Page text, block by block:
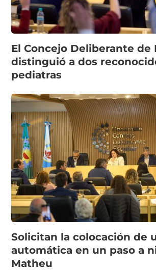
El Concejo Deliberante de
distinguió a dos
pediatras
Solicitan la colocación de
automática en un paso a
Matheu